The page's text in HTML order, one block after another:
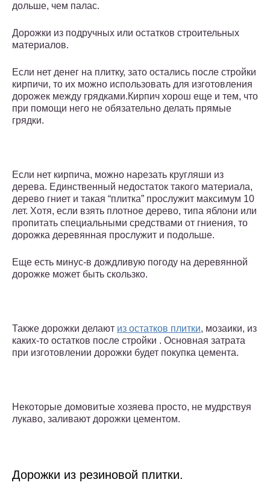
дольше, чем палас.
Дорожки из подручных или остатков строительных
материалов.
Если нет денег на плитку, зато остались после стройки
кирпичи, то их можно использовать для изготовления
дорожек между грядками.Кирпич хорош еще и тем, что
при помощи него не обязательно делать прямые
грядки.
Если нет кирпича, можно нарезать кругляши из
дерева. Единственный недостаток такого материала,
дерево гниет и такая “плитка” прослужит максимум 10
лет. Хотя, если взять плотное дерево, типа яблони или
пропитать специальными средствами от гниения, то
дорожка деревянная прослужит и подольше.
Еще есть минус-в дождливую погоду на деревянной
дорожке может быть скользко.
Также дорожки делают из остатков плитки, мозаики, из
каких-то остатков после стройки . Основная затрата
при изготовлении дорожки будет покупка цемента.
Некоторые домовитые хозяева просто, не мудрствуя
лукаво, заливают дорожки цементом.
Дорожки из резиновой плитки.